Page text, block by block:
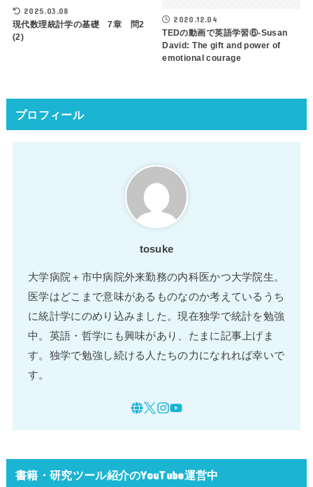
2025.03.08
現代数理統計学の基礎 7章 問2
(2)
2020.12.04
TEDの動画で英語学習⑥-Susan
David: The gift and power of
emotional courage
プロフィール
tosuke
大学病院＋市中病院外来勤務の内科医かつ大学院生。
医学はどこまで意味があるものなのか考えているうち
に統計学にのめり込みました。現在独学で統計を勉強
中。英語・哲学にも興味があり、たまに記事上げま
す。独学で勉強し続ける人たちの力になれれば幸いで
す。
書籍・研究ツール紹介のYouTube運営中